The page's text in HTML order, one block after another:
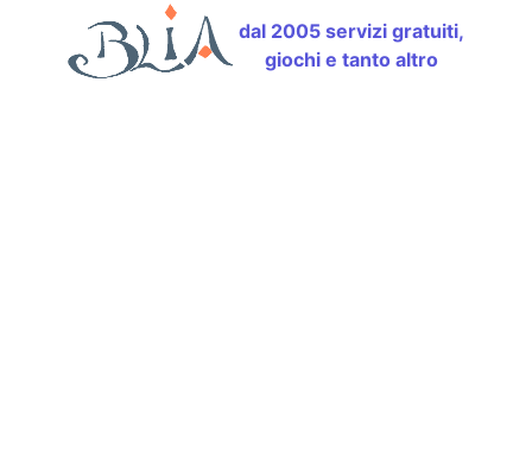
dal 2005 servizi gratuiti,
giochi e tanto altro